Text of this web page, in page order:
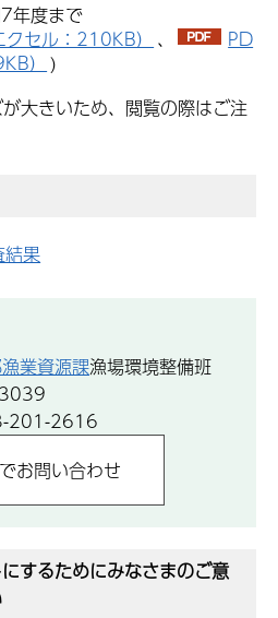
年度まで
セル：210KB） 、
PD
） )
大きいため、閲覧の際はご注
結果
業資源課漁場環境整備班
201-2616
するためにみなさまのご意